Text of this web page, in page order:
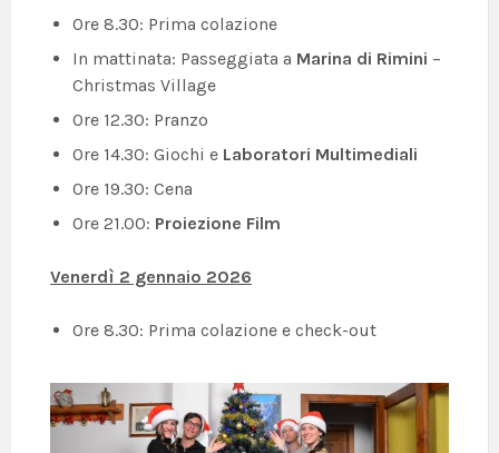
Ore 8.30: Prima colazione
In mattinata: Passeggiata a Marina di Rimini –
Christmas Village
Ore 12.30: Pranzo
Ore 14.30: Giochi e Laboratori Multimediali
Ore 19.30: Cena
Ore 21.00: Proiezione Film
Venerdì 2 gennaio 2026
Ore 8.30: Prima colazione e check-out